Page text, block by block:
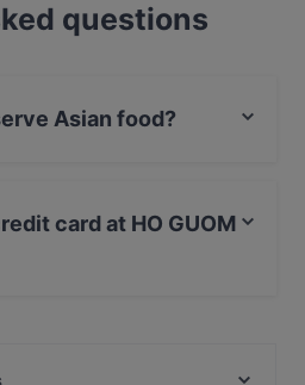
questions
Asian food?
card at HO GUOM